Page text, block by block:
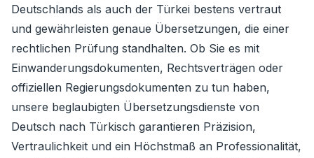
Deutschlands als auch der Türkei bestens vertraut
und gewährleisten genaue Übersetzungen, die einer
rechtlichen Prüfung standhalten. Ob Sie es mit
Einwanderungsdokumenten, Rechtsverträgen oder
offiziellen Regierungsdokumenten zu tun haben,
unsere beglaubigten Übersetzungsdienste von
Deutsch nach Türkisch garantieren Präzision,
Vertraulichkeit und ein Höchstmaß an Professionalität,